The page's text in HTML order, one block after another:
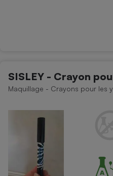
SISLEY - Crayon
Maquillage - Crayons pour les